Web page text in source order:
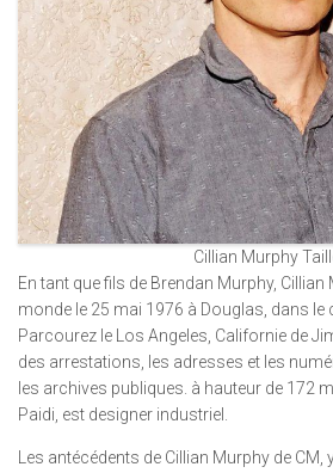
Cillian Murphy
En tant que fils de Brendan Murphy, Cillian
monde le 25 mai 1976 à Douglas, dans le
Parcourez le Los Angeles, Californie de
des arrestations, les adresses et les
les archives publiques. à hauteur de 172
Paidi, est designer industriel.
Les antécédents de Cillian Murphy de